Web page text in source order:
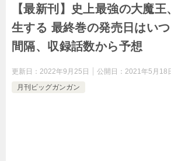
【最新刊】史上最強の大魔
生する 最終巻の発売日はい
間隔、収録話数から予想
更新日： 2022年9月25日 公開日： 2021年5月18
月刊ビッグガンガン